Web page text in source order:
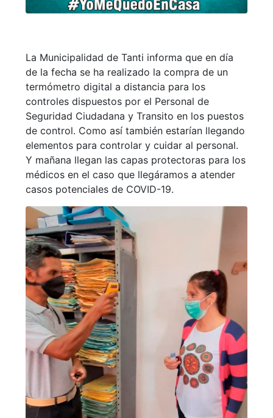
La Municipalidad de Tanti informa que en día
de la fecha se ha realizado la compra de un
termómetro digital a distancia para los
controles dispuestos por el Personal de
Seguridad Ciudadana y Transito en los puestos
de control. Como así también estarían llegando
elementos para controlar y cuidar al personal.
Y mañana llegan las capas protectoras para los
médicos en el caso que llegáramos a atender
casos potenciales de COVID-19.